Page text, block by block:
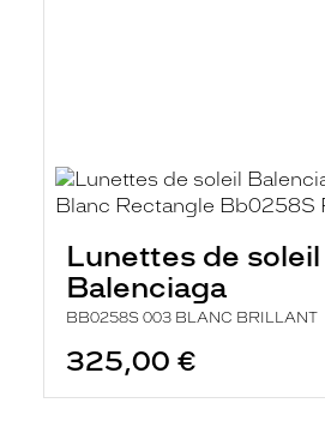
Lunettes de soleil
Balenciaga
BB0258S 003 BLANC BRILLANT
325,00 €